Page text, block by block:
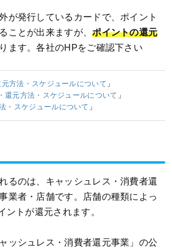
が発行しているカードで、ポイント
ことが出来ますが、ポイントの還元
ます。各社のHPをご確認下さい
方法・スケジュールについて 」
還元方法・スケジュールについて 」
・スケジュールについて 」
るのは、キャッシュレス・消費者還
業者・店舗です。店舗の種類によっ
ントが還元されます。
ッシュレス・消費者還元事業」の公